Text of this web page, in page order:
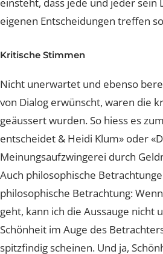
geäusserten Meinungen. Ganz
dass ein grosser Teil der
Kritische Stimmen
Nicht unerwartet und ebenso
von Dialog erwünscht, waren
geäussert wurden. So hiess es
entscheidet & Heidi Klum» oder
Meinungsaufzwingerei durch
Auch philosophische
philosophische Betrachtung: